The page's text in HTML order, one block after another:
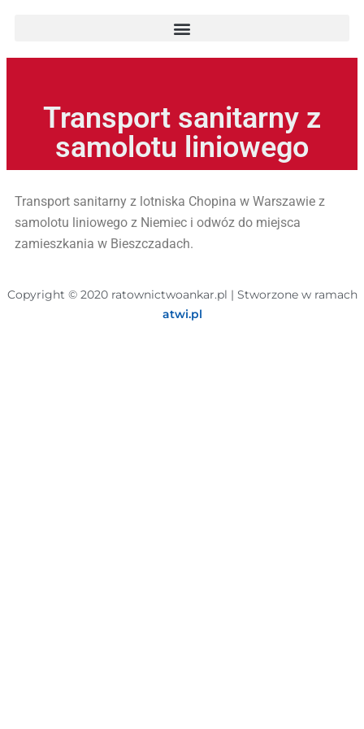
Transport sanitarny z
samolotu liniowego
Transport sanitarny z lotniska Chopina w Warszawie z
samolotu liniowego z Niemiec i odwóz do miejsca
zamieszkania w Bieszczadach.
Copyright © 2020 ratownictwoankar.pl | Stworzone w ramach
atwi.pl